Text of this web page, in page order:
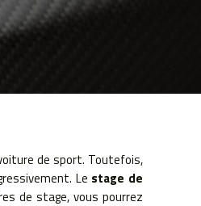
de sport. Toutefois,
Le stage de
de stage, vous pourrez